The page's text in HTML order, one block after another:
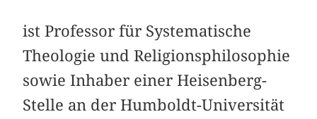
ist Professor für Systematische
Theologie und Religionsphilosophie
sowie Inhaber einer Heisenberg-
Stelle an der Humboldt-Universität